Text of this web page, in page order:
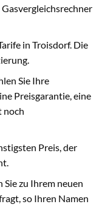
in Troisdorf. Die
Sie Ihre
Preisgarantie, eine
noch
Preis, der
Sie zu Ihrem neuen
so Ihren Namen